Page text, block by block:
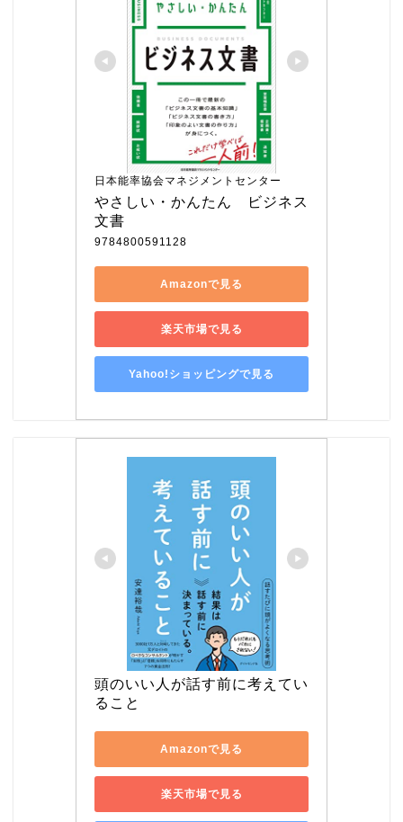
日本能率協会マネジメントセンター
やさしい・かんたん　ビジネス
文書
9784800591128
Amazonで見る
楽天市場で見る
Yahoo!ショッピングで見る
頭のいい人が話す前に考えてい
ること
Amazonで見る
楽天市場で見る